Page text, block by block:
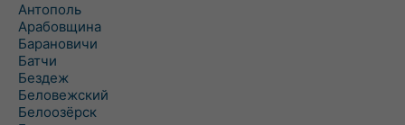
Антополь
Арабовщина
Барановичи
Батчи
Бездеж
Беловежский
Белоозёрск